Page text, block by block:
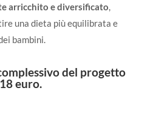
arricchito e diversificato,
una dieta più equilibrata e
bambini.
del progetto
euro.